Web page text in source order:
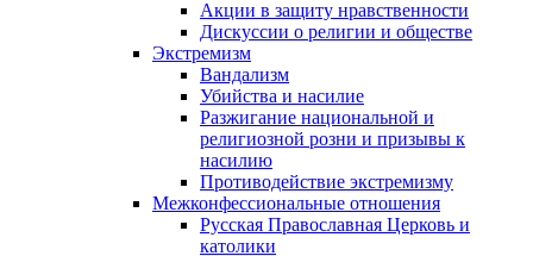
Акции в защиту нравственности
Дискуссии о религии и обществе
Экстремизм
Вандализм
Убийства и насилие
Разжигание национальной и
религиозной розни и призывы к
насилию
Противодействие экстремизму
Межконфессиональные отношения
Русская Православная Церковь и
католики